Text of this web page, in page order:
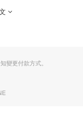
變更付款方式。